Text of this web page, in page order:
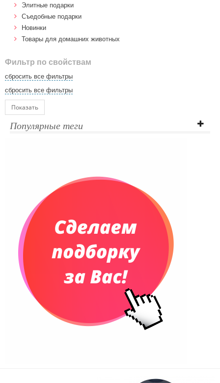
Элитные подарки
Cъедобные подарки
Новинки
Товары для домашних животных
Фильтр по свойствам
сбросить все фильтры
сбросить все фильтры
Показать
Популярные теги